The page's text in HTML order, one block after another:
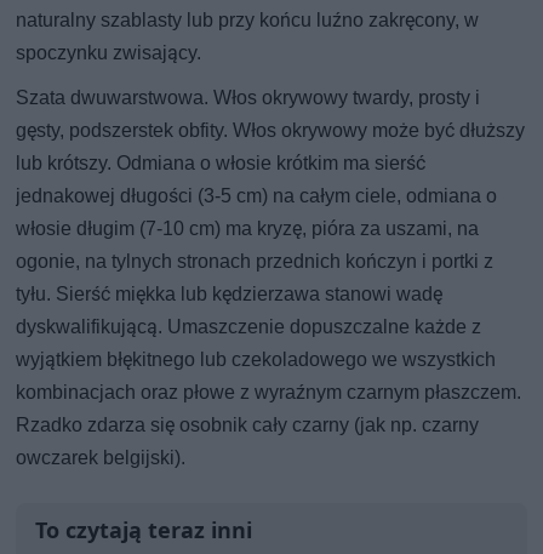
naturalny szablasty lub przy końcu luźno zakręcony, w
spoczynku zwisający.
Szata dwuwarstwowa. Włos okrywowy twardy, prosty i
gęsty, podszerstek obfity. Włos okrywowy może być dłuższy
lub krótszy. Odmiana o włosie krótkim ma sierść
jednakowej długości (3-5 cm) na całym ciele, odmiana o
włosie długim (7-10 cm) ma kryzę, pióra za uszami, na
ogonie, na tylnych stronach przednich kończyn i portki z
tyłu. Sierść miękka lub kędzierzawa stanowi wadę
dyskwalifikującą. Umaszczenie dopuszczalne każde z
wyjątkiem błękitnego lub czekoladowego we wszystkich
kombinacjach oraz płowe z wyraźnym czarnym płaszczem.
Rzadko zdarza się osobnik cały czarny (jak np. czarny
owczarek belgijski).
To czytają teraz inni